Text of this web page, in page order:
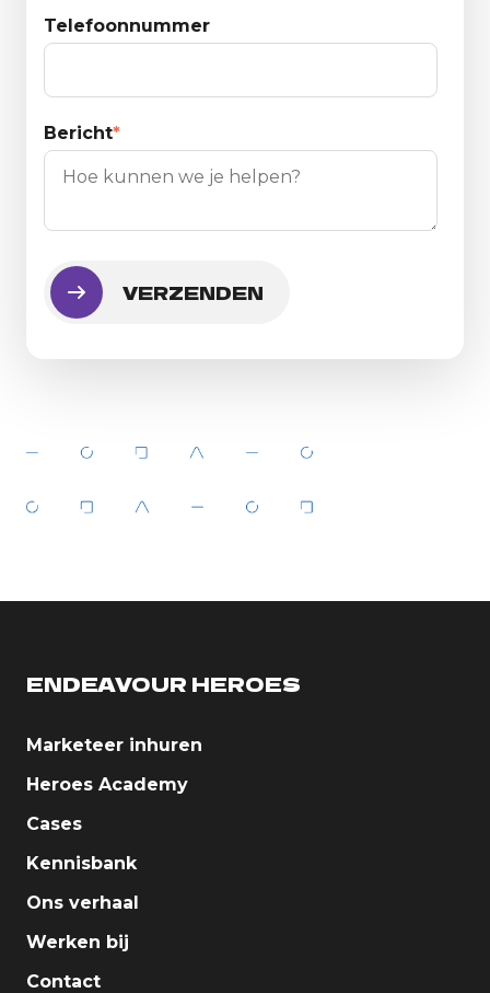
Telefoonnummer
Bericht*
ENDEAVOUR HEROES
Marketeer inhuren
Heroes Academy
Cases
Kennisbank
Ons verhaal
Werken bij
Contact